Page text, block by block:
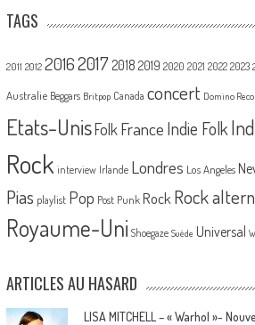
TAGS
2011 2012 20162017 2018 2019 2020 2021 2022 2023
Australie Beggars Britpop Canada concert Domino
Etats-UnisFolk France Indie Folk
Rock interview Irlande Londres Los Angeles
Pias playlist Pop Post Punk Rock Rock
Royaume-Uni Shoegaze Suède Universal
ARTICLES AU HASARD
LISA MITCHELL – « Warhol »-